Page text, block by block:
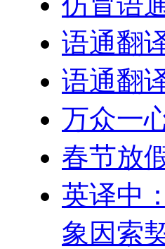
语通翻
语通翻
万众一
春节放
英译中
象因索